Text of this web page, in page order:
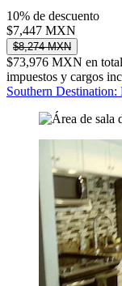
10% de descuento
$7,447 MXN
$8,274 MXN
$73,976 MXN en total
impuestos y cargos
Southern Destination: